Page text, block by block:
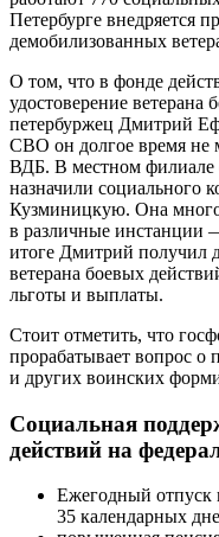
Петербурге внедряется
демобилизованных
О том, что в фонде
удостоверение ветерана
петербуржец Дмитрий
СВО он долгое время не
ВДБ. В местном филиале
назначили социального
Кузминицкую. Она много
в различные инстанции
итоге Дмитрий получил
ветерана боевых
льготы и выплаты.
Стоит отметить, что
прорабатывает вопрос о
и других воинских
Социальная
действий на
Ежегодный отпуск
35 календарных